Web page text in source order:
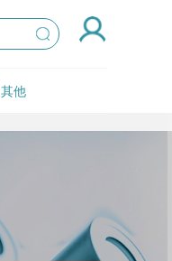
其他